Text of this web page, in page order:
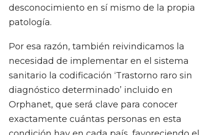
desconocimiento en sí mismo de la propia
patología.
Por esa razón, también reivindicamos la
necesidad de implementar en el sistema
sanitario la codificación ‘Trastorno raro sin
diagnóstico determinado’ incluido en
Orphanet, que será clave para conocer
exactamente cuántas personas en esta